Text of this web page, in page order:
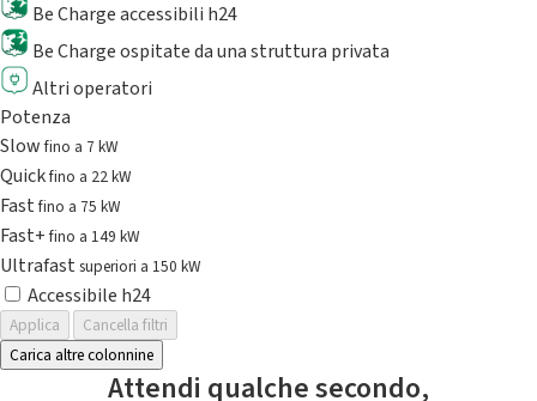
Be Charge accessibili h24
Be Charge ospitate da una struttura privata
Altri operatori
Potenza
Slowfino a 7 kW
Quickfino a 22 kW
Fastfino a 75 kW
Fast+fino a 149 kW
Ultrafast superiori a 150 kW
Accessibile h24
Applica
Cancella filtri
Carica altre colonnine
Attendi qualche secondo,